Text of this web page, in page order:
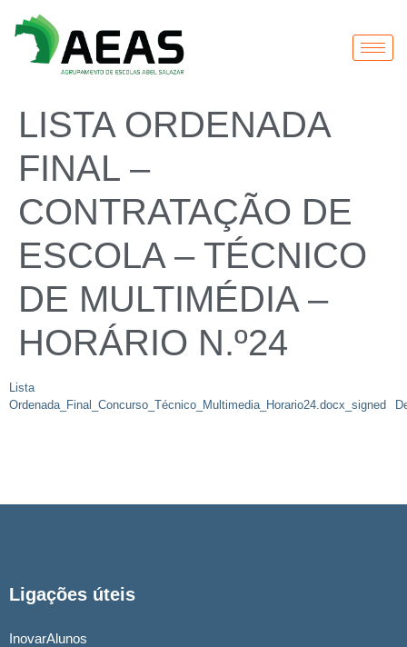
LISTA ORDENADA
FINAL –
CONTRATAÇÃO DE
ESCOLA – TÉCNICO
DE MULTIMÉDIA –
HORÁRIO N.º24
Lista
Ordenada_Final_Concurso_Técnico_Multimedia_Horario24.docx_signed
Ligações úteis
InovarAlunos